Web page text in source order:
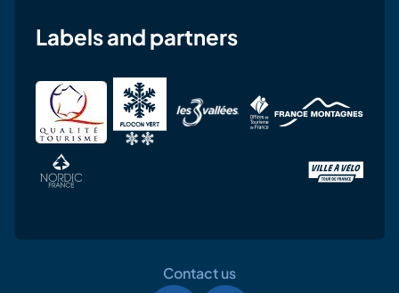
Labels and partners
Contact us